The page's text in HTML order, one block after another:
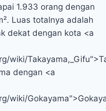
1.933 orang dengan
Luas totalnya adalah
dekat dengan kota <a
wiki/
dengan <a
wiki/